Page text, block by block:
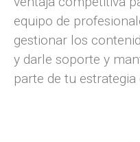
equipo de
gestionar los
y darle soporte y
parte de tu estrategia